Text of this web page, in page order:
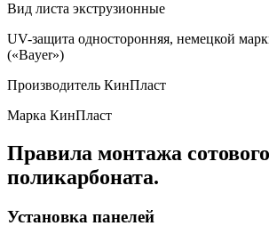
Вид листа экструзионные
UV-защита односторонняя, немецкой
(«Bayer»)
Производитель КинПласт
Марка КинПласт
Правила монтажа сотового
поликарбоната.
Установка панелей